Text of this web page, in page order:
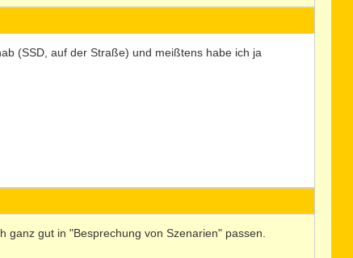
(SSD, auf der Straße) und meißtens habe ich ja
gut in "Besprechung von Szenarien" passen.